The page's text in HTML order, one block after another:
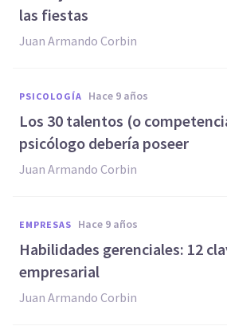
las fiestas
Juan Armando Corbin
PSICOLOGÍA hace 9 años
Los 30 talentos (o
psicólogo debería poseer
Juan Armando Corbin
EMPRESAS hace 9 años
​Habilidades gerenciales: 12
empresarial
Juan Armando Corbin